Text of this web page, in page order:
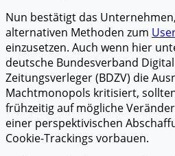
Nun bestätigt das
alternativen Methoden zum
einzusetzen. Auch wenn hier
deutsche Bundesverband
Zeitungsverleger (BDZV) die
Machtmonopols kritisiert,
frühzeitig auf mögliche
einer perspektivischen
Cookie-Trackings vorbauen.